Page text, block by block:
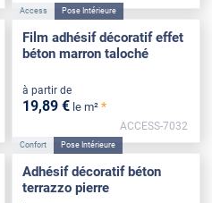
Access Pose Intérieure
Film adhésif décoratif effet
béton marron taloché
à partir de
19,89 € le m² *
ACCESS-7032
Confort Pose Intérieure
Adhésif décoratif béton
terrazzo pierre